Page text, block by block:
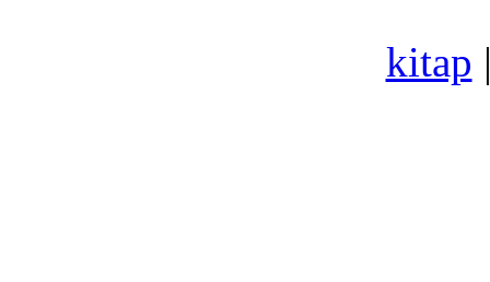
kitap